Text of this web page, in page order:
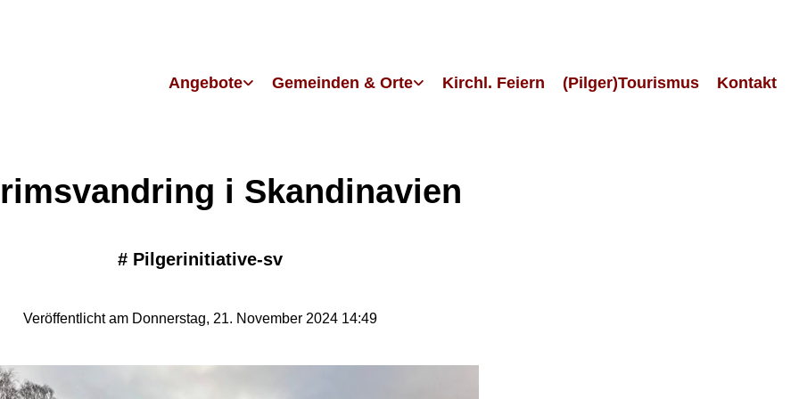
Angebote Gemeinden & Orte Kirchl. Feiern (Pilger)Tourismus Kontakt
i Skandinavien
# Pilgerinitiative-sv
Veröffentlicht am Donnerstag, 21. November 2024 14:49